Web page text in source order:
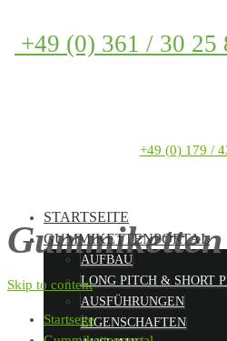
+49 (0) 361 / 30 25
+49 (0) 179 /
STARTSEITE
GUMMIKETTENPORTAL
AUFBAU
LONG PITCH & SHORT
AUSFÜHRUNGEN
EIGENSCHAFTEN
Skip to content
Startseite